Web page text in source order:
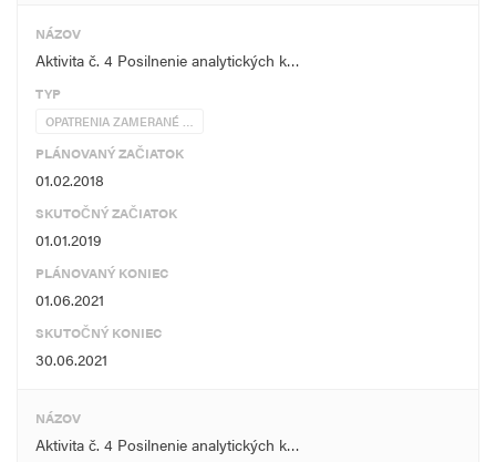
NÁZOV
Aktivita č. 4 Posilnenie analytických k…
TYP
OPATRENIA ZAMERANÉ …
PLÁNOVANÝ ZAČIATOK
01.02.2018
SKUTOČNÝ ZAČIATOK
01.01.2019
PLÁNOVANÝ KONIEC
01.06.2021
SKUTOČNÝ KONIEC
30.06.2021
NÁZOV
Aktivita č. 4 Posilnenie analytických k…